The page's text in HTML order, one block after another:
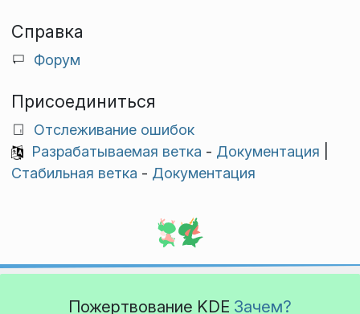
Справка
Форум
Присоединиться
Отслеживание ошибок
Разрабатываемая ветка - Документация
Стабильная ветка - Документация
Пожертвование KDE Зачем?